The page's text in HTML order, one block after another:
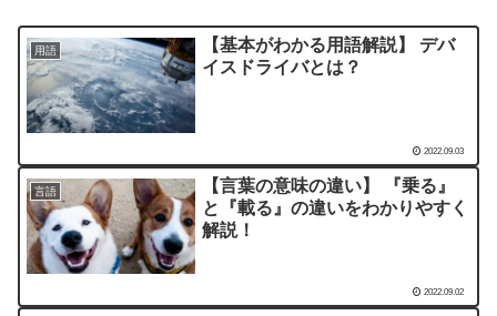
用語
【基本がわかる用語解説】 デバ
イスドライバとは？
2022.09.03
言語
【言葉の意味の違い】 『乗る』
と『載る』の違いをわかりやすく
解説！
2022.09.02